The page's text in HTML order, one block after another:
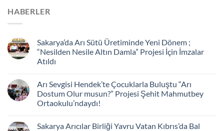
HABERLER
Sakarya’da Arı Sütü Üretiminde Yeni Dönem ;
“Nesilden Nesile Altın Damla” Projesi İçin İmzalar
Atıldı
Arı Sevgisi Hendek’te Çocuklarla Buluştu “Arı
Dostum Olur musun?” Projesi Şehit Mahmutbey
Ortaokulu’ndaydı!
Sakarya Arıcılar Birliği Yavru Vatan Kıbrıs’da Bal